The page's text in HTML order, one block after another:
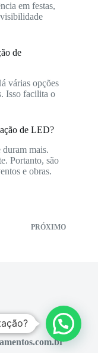
em festas,
de
várias opções
Isso facilita o
de LED?
mais.
Portanto, são
e obras.
PRÓXIMO